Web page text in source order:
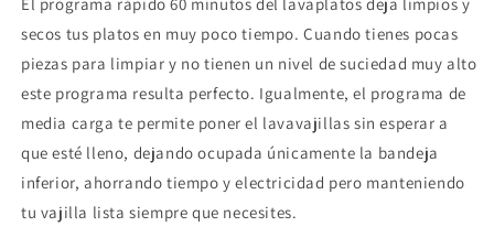
secos tus platos en muy poco tiempo. Cuando tienes pocas
piezas para limpiar y no tienen un nivel de suciedad muy alto
este programa resulta perfecto. Igualmente, el programa de
media carga te permite poner el lavavajillas sin esperar a
que esté lleno, dejando ocupada únicamente la bandeja
inferior, ahorrando tiempo y electricidad pero manteniendo
tu vajilla lista siempre que necesites.